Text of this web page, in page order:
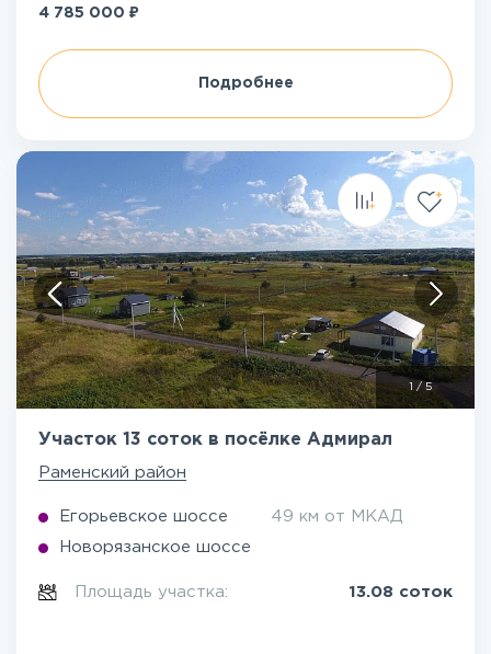
4 785 000 ₽
Подробнее
1 / 5
Участок 13 соток в посёлке Адмирал
Раменский район
Егорьевское шоссе 49 км от МКАД
Новорязанское шоссе
Площадь участка: 13.08 соток